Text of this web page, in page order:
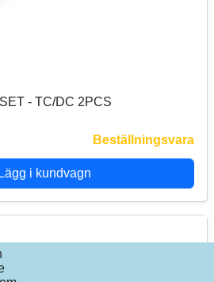
- TC/DC 2PCS
Beställningsvara
Lägg i kundvagn